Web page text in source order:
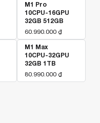
M1 Pro
10CPU-16GPU
32GB 512GB
60.990.000 ₫
M1 Max
10CPU-32GPU
32GB 1TB
80.990.000 ₫